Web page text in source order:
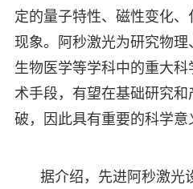
定的量子特性、磁性变化
现象。阿秒激光为研究物理
生物医学等学科中的重大
术手段，有望在基础研究
破，因此具有重要的科学意
据介绍，先进阿秒激光